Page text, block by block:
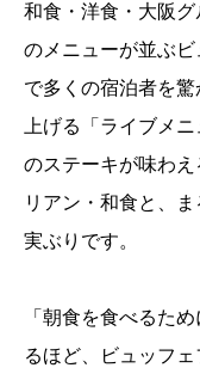
和食・洋食・大阪
のメニューが並ぶ
で多くの宿泊者を
上げる「ライブメ
のステーキが味わ
リアン・和食と、
実ぶりです。
「朝食を食べるた
るほど、ビュッフェ